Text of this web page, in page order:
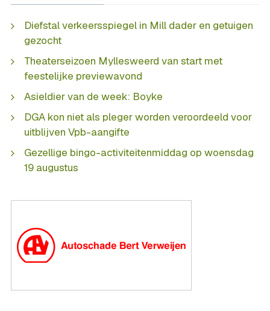
Diefstal verkeersspiegel in Mill dader en getuigen
gezocht
Theaterseizoen Myllesweerd van start met
feestelijke previewavond
Asieldier van de week: Boyke
DGA kon niet als pleger worden veroordeeld voor
uitblijven Vpb-aangifte
Gezellige bingo-activiteitenmiddag op woensdag
19 augustus